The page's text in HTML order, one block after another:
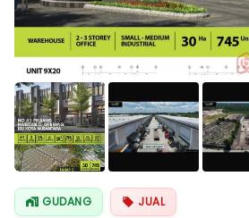
GUDANG JUAL